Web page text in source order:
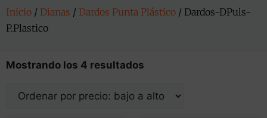
Inicio / Dianas / Dardos Punta Plástico / Dardos-DPuls-
P.Plastico
Mostrando los 4 resultados